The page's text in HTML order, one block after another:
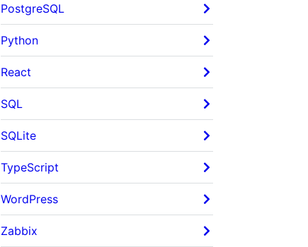
PostgreSQL
Python
React
SQL
SQLite
TypeScript
WordPress
Zabbix